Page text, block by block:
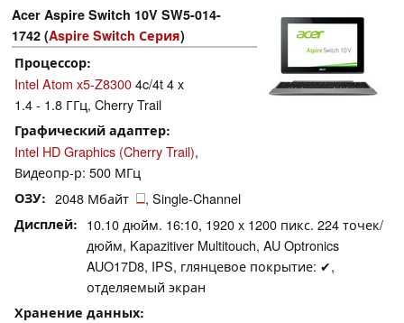
Acer Aspire Switch 10V SW5-014-
1742 (Aspire Switch Серия)
Процессор
Intel Atom x5-Z83004c/4t 4 x
1.4 - 1.8 ГГц, Cherry Trail
Графический адаптер
Intel HD Graphics (Cherry Trail),
Видеопр-р: 500 МГц
ОЗУ 2048 Мбайт , Single-Channel
Дисплей
10.10 дюйм. 16:10, 1920 x 1200 пикс. 224 точек/
дюйм, Kapazitiver Multitouch, AU Optronics
AUO17D8, IPS, глянцевое покрытие: ✔,
отделяемый экран
Хранение данных